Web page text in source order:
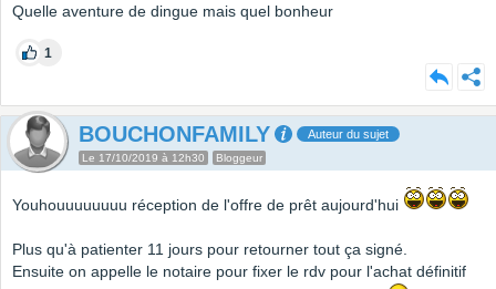
Quelle aventure de dingue mais quel bonheur
1
BOUCHONFAMILY Auteur du sujet
Le 17/10/2019 à 12h30 Bloggeur
Youhouuuuuuuu réception de l'offre de prêt aujourd'hui
Plus qu'à patienter 11 jours pour retourner tout ça signé.
Ensuite on appelle le notaire pour fixer le rdv pour l'achat définitif